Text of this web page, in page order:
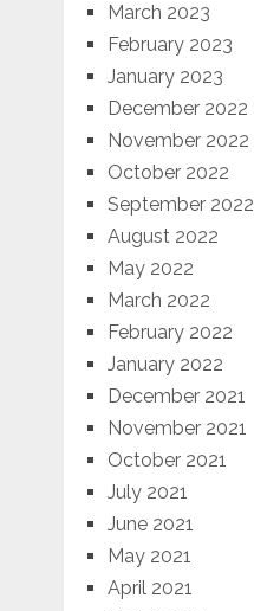
March 2023
February 2023
January 2023
December 2022
November 2022
October 2022
September 2022
August 2022
May 2022
March 2022
February 2022
January 2022
December 2021
November 2021
October 2021
July 2021
June 2021
May 2021
April 2021